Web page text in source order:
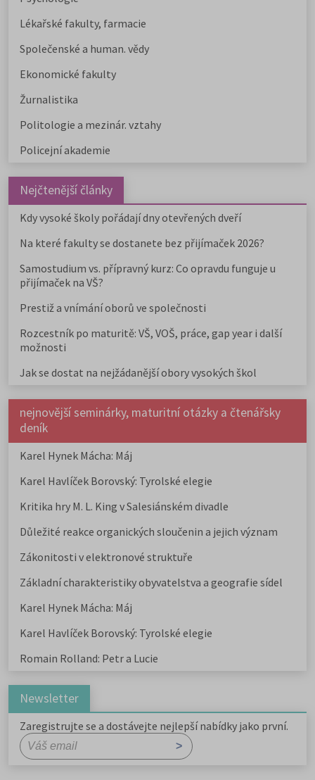
Lékařské fakulty, farmacie
Společenské a human. vědy
Ekonomické fakulty
Žurnalistika
Politologie a mezinár. vztahy
Policejní akademie
Nejčtenější články
Kdy vysoké školy pořádají dny otevřených dveří
Na které fakulty se dostanete bez přijímaček 2026?
Samostudium vs. přípravný kurz: Co opravdu funguje u
přijímaček na VŠ?
Prestiž a vnímání oborů ve společnosti
Rozcestník po maturitě: VŠ, VOŠ, práce, gap year i další
možnosti
Jak se dostat na nejžádanější obory vysokých škol
nejnovější seminárky, maturitní otázky a čtenářsky
deník
Karel Hynek Mácha: Máj
Karel Havlíček Borovský: Tyrolské elegie
Kritika hry M. L. King v Salesiánském divadle
Důležité reakce organických sloučenin a jejich význam
Zákonitosti v elektronové struktuře
Základní charakteristiky obyvatelstva a geografie sídel
Karel Hynek Mácha: Máj
Karel Havlíček Borovský: Tyrolské elegie
Romain Rolland: Petr a Lucie
Newsletter
Zaregistrujte se a dostávejte nejlepší nabídky jako první.